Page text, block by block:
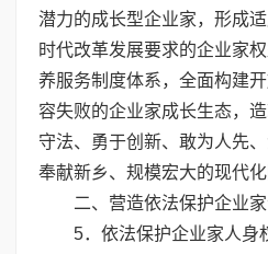
潜力的成长型企业家，形成
时代改革发展要求的企业家
养服务制度体系，全面构建
容失败的企业家成长生态，
守法、勇于创新、敢为人先
奉献新乡、规模宏大的现代化
二、营造依法保护企业家
5．依法保护企业家人身